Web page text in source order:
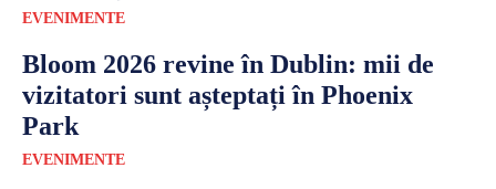
EVENIMENTE
Bloom 2026 revine în Dublin: mii de
vizitatori sunt așteptați în Phoenix
Park
EVENIMENTE